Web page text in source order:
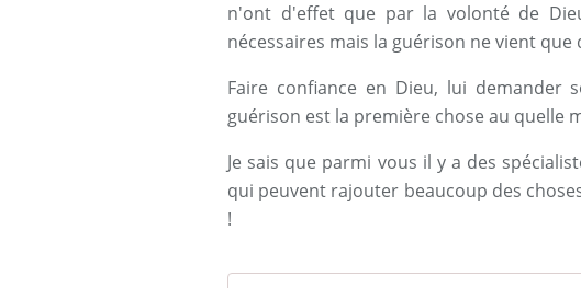
n'ont d'effet que par la volonté de
nécessaires mais la guérison ne vient que
Faire confiance en Dieu, lui demander
guérison est la première chose au quelle
Je sais que parmi vous il y a des
qui peuvent rajouter beaucoup des
!